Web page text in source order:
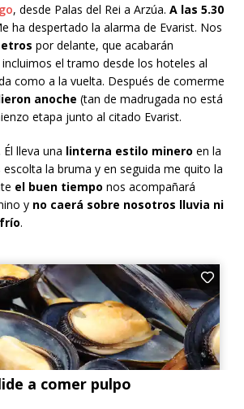
, desde Palas del Rei a Arzúa. A las 5.30
ha despertado la alarma de Evarist. Nos
por delante, que acabarán
el tramo desde los hoteles al
como a la vuelta. Después de comerme
anoche (tan de madrugada no está
etapa junto al citado Evarist.
Él lleva una linterna estilo minero en la
la bruma y en seguida me quito la
el buen tiempo nos acompañará
y no caerá sobre nosotros lluvia ni
.
a comer pulpo